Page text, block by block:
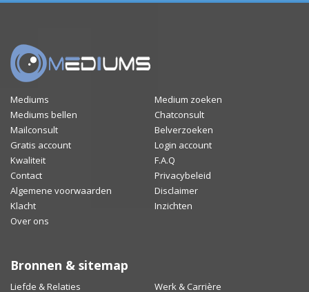
Mediums
Medium zoeken
Mediums bellen
Chatconsult
Mailconsult
Belverzoeken
Gratis account
Login account
Kwaliteit
F.A.Q
Contact
Privacybeleid
Algemene voorwaarden
Disclaimer
Klacht
Inzichten
Over ons
Bronnen & sitemap
Liefde & Relaties Werk & Carrière